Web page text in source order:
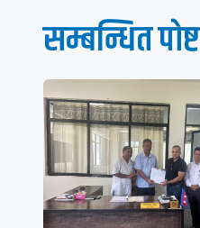
सम्बन्धित पाेष्ट